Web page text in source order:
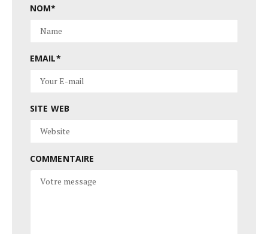
NOM*
EMAIL*
SITE WEB
COMMENTAIRE